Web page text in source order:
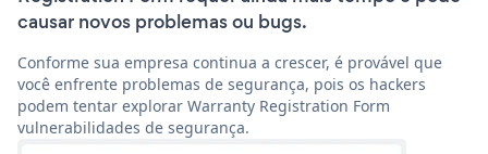
causar novos problemas ou bugs.
Conforme sua empresa continua a crescer, é provável que
você enfrente problemas de segurança, pois os hackers
podem tentar explorar Warranty Registration Form
vulnerabilidades de segurança.